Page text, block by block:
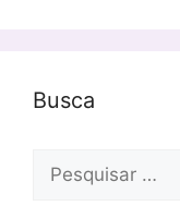
Busca
Pesquisar